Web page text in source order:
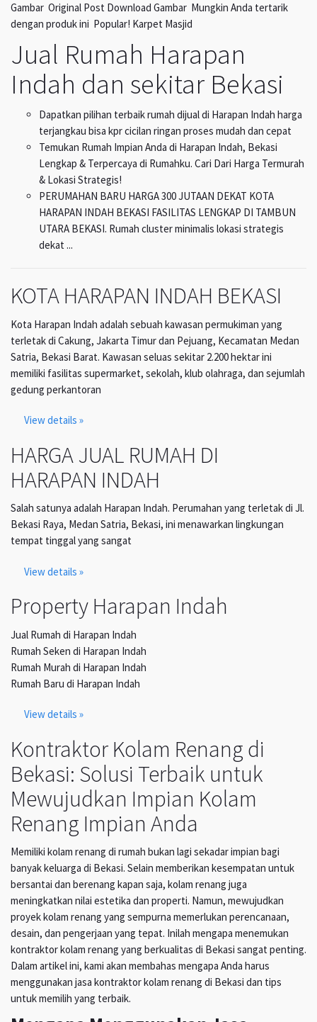
Gambar Original Post Download Gambar Mungkin Anda tertarik
dengan produk ini Popular! Karpet Masjid
Jual Rumah Harapan
Indah dan sekitar Bekasi
Dapatkan pilihan terbaik rumah dijual di Harapan Indah harga
terjangkau bisa kpr cicilan ringan proses mudah dan cepat
Temukan Rumah Impian Anda di Harapan Indah, Bekasi
Lengkap & Terpercaya di Rumahku. Cari Dari Harga Termurah
& Lokasi Strategis!
PERUMAHAN BARU HARGA 300 JUTAAN DEKAT KOTA
HARAPAN INDAH BEKASI FASILITAS LENGKAP DI TAMBUN
UTARA BEKASI. Rumah cluster minimalis lokasi strategis
dekat ...
KOTA HARAPAN INDAH BEKASI
Kota Harapan Indah adalah sebuah kawasan permukiman yang
terletak di Cakung, Jakarta Timur dan Pejuang, Kecamatan Medan
Satria, Bekasi Barat. Kawasan seluas sekitar 2.200 hektar ini
memiliki fasilitas supermarket, sekolah, klub olahraga, dan sejumlah
gedung perkantoran
View details »
HARGA JUAL RUMAH DI
HARAPAN INDAH
Salah satunya adalah Harapan Indah. Perumahan yang terletak di Jl.
Bekasi Raya, Medan Satria, Bekasi, ini menawarkan lingkungan
tempat tinggal yang sangat
View details »
Property Harapan Indah
Jual Rumah di Harapan Indah
Rumah Seken di Harapan Indah
Rumah Murah di Harapan Indah
Rumah Baru di Harapan Indah
View details »
Kontraktor Kolam Renang di
Bekasi: Solusi Terbaik untuk
Mewujudkan Impian Kolam
Renang Impian Anda
Memiliki kolam renang di rumah bukan lagi sekadar impian bagi
banyak keluarga di Bekasi. Selain memberikan kesempatan untuk
bersantai dan berenang kapan saja, kolam renang juga
meningkatkan nilai estetika dan properti. Namun, mewujudkan
proyek kolam renang yang sempurna memerlukan perencanaan,
desain, dan pengerjaan yang tepat. Inilah mengapa menemukan
kontraktor kolam renang yang berkualitas di Bekasi sangat penting.
Dalam artikel ini, kami akan membahas mengapa Anda harus
menggunakan jasa kontraktor kolam renang di Bekasi dan tips
untuk memilih yang terbaik.